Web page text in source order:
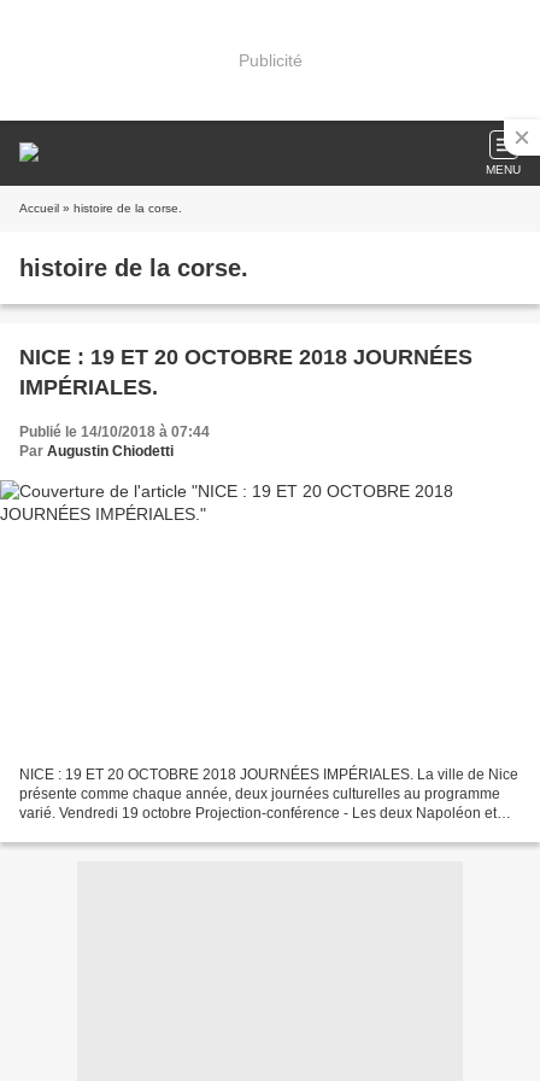
Publicité
MENU
Accueil » histoire de la corse.
histoire de la corse.
NICE : 19 ET 20 OCTOBRE 2018 JOURNÉES
IMPÉRIALES.
Publié le 14/10/2018 à 07:44
Par Augustin Chiodetti
NICE : 19 ET 20 OCTOBRE 2018 JOURNÉES IMPÉRIALES. La ville de Nice
présente comme chaque année, deux journées culturelles au programme
varié. Vendredi 19 octobre Projection-conférence - Les deux Napoléon et